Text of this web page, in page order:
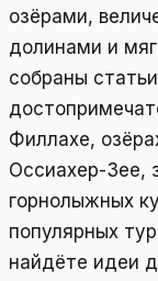
озёрами,
долинами и
собраны
Филлахе,
Оссиахер-Зее,
горнолыжных
популярных
найдёте идеи